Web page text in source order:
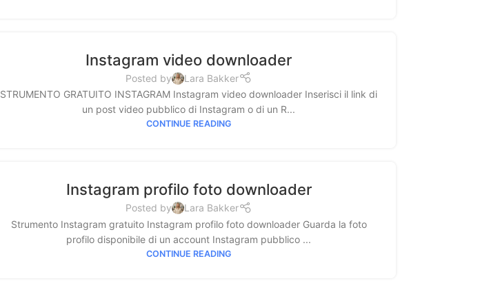
Instagram video downloader
Posted by
Lara Bakker
STRUMENTO GRATUITO INSTAGRAM Instagram video downloader Inserisci il link di
un post video pubblico di Instagram o di un R...
CONTINUE READING
Instagram profilo foto downloader
Posted by
Lara Bakker
Strumento Instagram gratuito Instagram profilo foto downloader Guarda la foto
profilo disponibile di un account Instagram pubblico ...
CONTINUE READING